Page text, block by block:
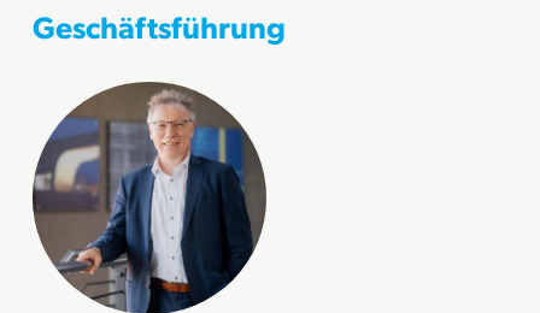
Geschäftsführung